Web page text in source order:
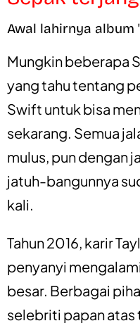
Awal lahirnya album
Mungkin beberapa
yang tahu tentang
Swift untuk bisa
sekarang. Semua
mulus, pun dengan
jatuh-bangunnya
kali.
Tahun 2016, karir
penyanyi
besar. Berbagai
selebriti papan